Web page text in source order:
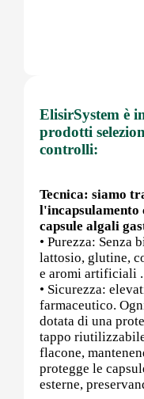
ElisirSystem è
prodotti
controlli:
Tecnica: siamo
l'incapsulamento
capsule algali
• Purezza: Senza
lattosio, glutine,
e aromi artificiali .
• Sicurezza:
farmaceutico.
dotata di una
tappo
flacone,
protegge le
esterne,